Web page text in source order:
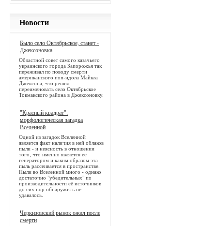
Новости
Было село Октябрьское, станет -
Джексоновка
Областной совет самого казачьего
украинского города Запорожья так
переживал по поводу смерти
американского поп-идола Майкла
Джексона, что решил
переименовать село Октябрьское
Токмакского района в Джексоновку.
"Красный квадрат":
морфологическая загадка
Вселенной
Одной из загадок Вселенной
является факт наличия в ней облаков
пыли - и неясность в отношении
того, что именно является её
генератором и каким образом эта
пыль рассеивается в пространстве.
Пыли во Вселенной много - однако
достаточно "убедительных" по
производительности её источников
до сих пор обнаружить не
удавалось.
Черкизовский рынок ожил после
смерти